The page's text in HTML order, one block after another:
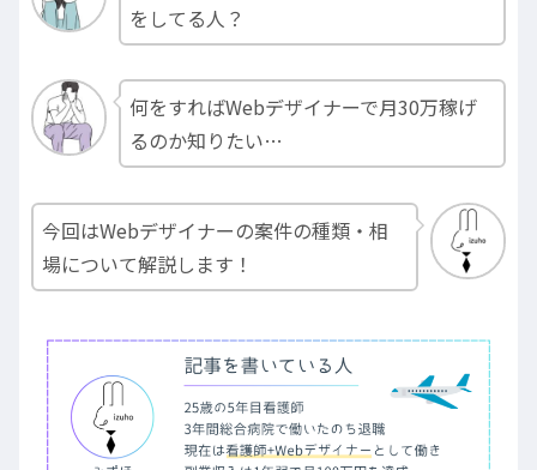
をしてる人？
何をすればWebデザイナーで月30万稼げ
るのか知りたい…
今回はWebデザイナーの案件の種類・相
場について解説します！